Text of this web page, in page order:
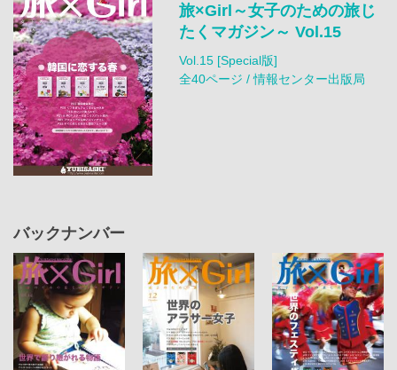
旅×Girl～女子のための旅じ
たくマガジン～ Vol.15
Vol.15 [Special版]
全40ページ / 情報センター出版局
バックナンバー